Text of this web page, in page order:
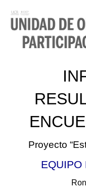
Proyecto
EQUIPO